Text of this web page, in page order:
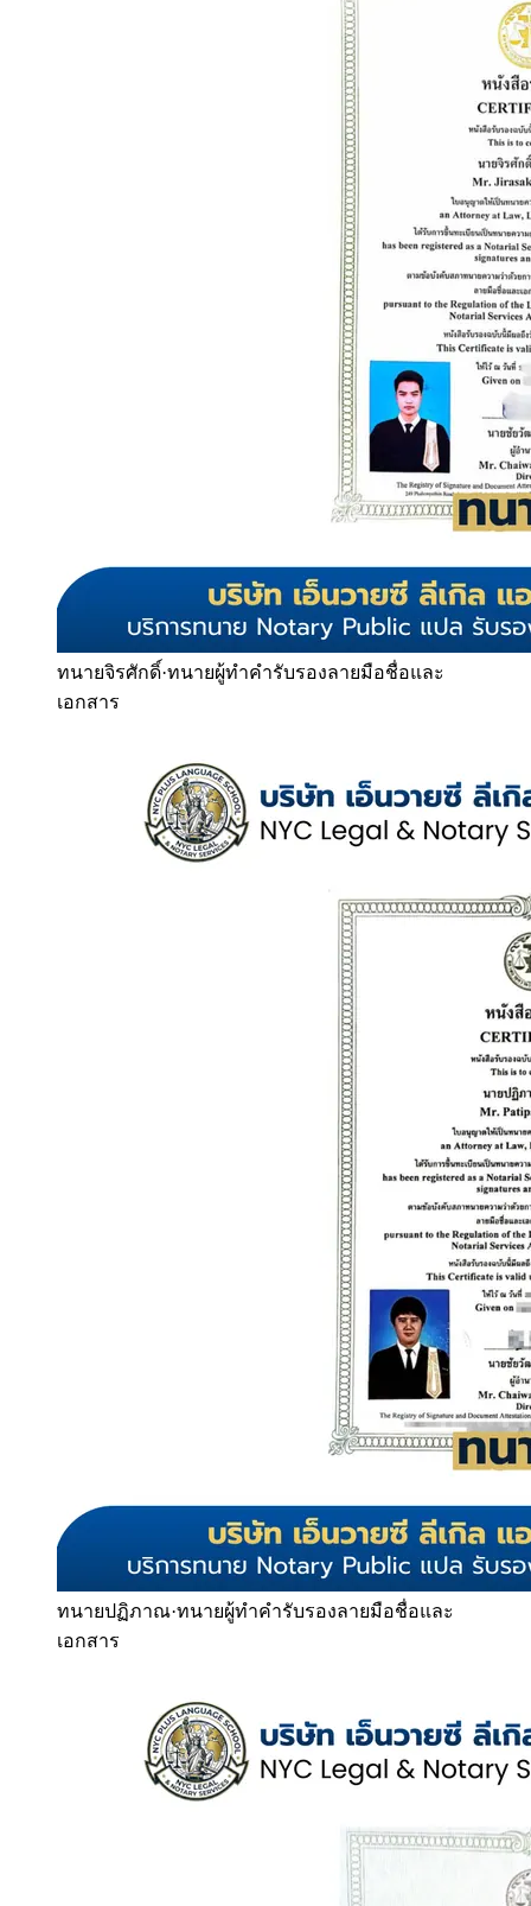
ทนายจิรศักดิ์·ทนายผู้ทำคำรับรองลายมือชื่อและ
เอกสาร
ทนายปฏิภาณ·ทนายผู้ทำคำรับรองลายมือชื่อและ
เอกสาร